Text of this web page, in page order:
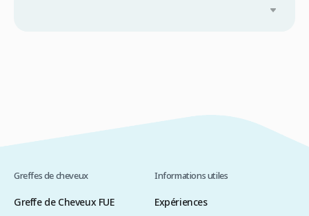
Greffes de cheveux
Greffe de Cheveux FUE
Informations utiles
Expériences